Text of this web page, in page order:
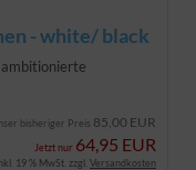
- white/ black
bisheriger Preis 85,00 EUR
Jetzt nur 64,95 EUR
19 % MwSt. zzgl. Versandkosten